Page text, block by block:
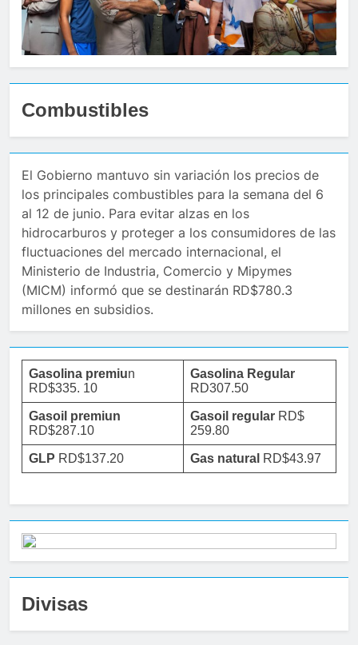
Combustibles
El Gobierno mantuvo sin variación los precios de
los principales combustibles para la semana del 6
al 12 de junio. Para evitar alzas en los
hidrocarburos y proteger a los consumidores de las
fluctuaciones del mercado internacional, el
Ministerio de Industria, Comercio y Mipymes
(MICM) informó que se destinarán RD$780.3
millones en subsidios.
Gasolina premiun
RD$335. 10
Gasolina Regular
RD307.50
Gasoil premiun
RD$287.10
Gasoil regular RD$
259.80
GLP RD$137.20 Gas natural RD$43.97
Divisas